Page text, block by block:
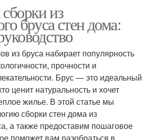
из
бруса стен дома:
из бруса набирает популярность
прочности и
Брус — это идеальный
ценит натуральность и хочет
жилье. В этой статье мы
сборки стен дома из
а также предоставим пошаговое
поможет вам разобраться в